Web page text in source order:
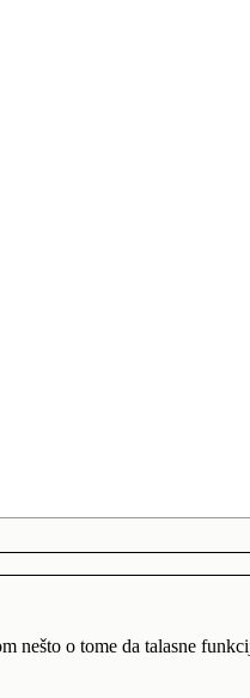
nešto o tome da talasne